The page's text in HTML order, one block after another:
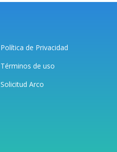
Política de Privacidad
Términos de uso
Solicitud Arco